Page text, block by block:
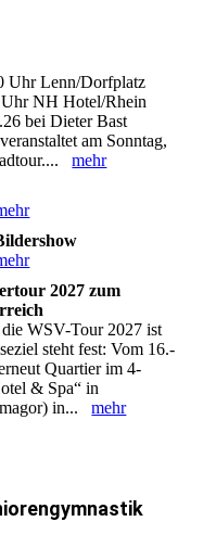
Uhr Lenn/Dorfplatz
Uhr NH Hotel/Rhein
bei Dieter Bast
am Sonntag,
mehr
2027 zum
WSV-Tour 2027 ist
steht fest: Vom 16.-
Quartier im 4-
& Spa“ in
in...mehr